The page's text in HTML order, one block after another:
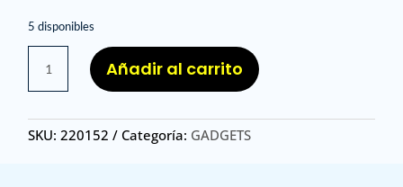
5 disponibles
MIRROR
RK
40A
ULTRA
Añadir al carrito
SKU:220152 Categoría: GADGETS